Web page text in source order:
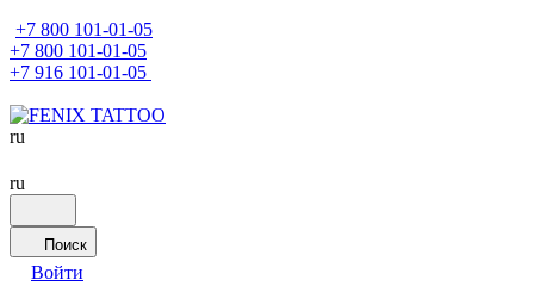
+7 800 101-01-05
+7 800 101-01-05
+7 916 101-01-05
ru
ru
Поиск
Войти